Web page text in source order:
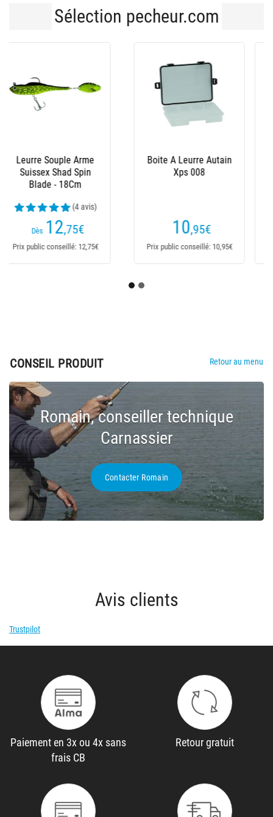
Sélection pecheur.com
Boite A Leurres
Autain Ecobox
3,30€
Prix public conseillé: 3,30€
Boite A Leurre Autain
H422
3,30
Prix public conseillé: 3,30€
CONSEIL PRODUIT Retour au menu
Romain, conseiller technique
Carnassier
Contacter Romain
Avis clients
Trustpilot
Paiement en 3x ou 4x sans
frais CB
Retour gratuit